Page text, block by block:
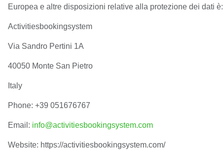
Europea e altre disposizioni relative alla protezione dei dati è:
Activitiesbookingsystem
Via Sandro Pertini 1A
40050 Monte San Pietro
Italy
Phone: +39 051676767
Email: info@activitiesbookingsystem.com
Website: https://activitiesbookingsystem.com/